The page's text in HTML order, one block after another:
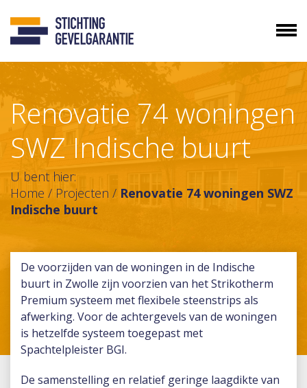
Renovatie 74 woningen
SWZ Indische buurt
U bent hier:
Home / Projecten / Renovatie 74 woningen SWZ
Indische buurt
De voorzijden van de woningen in de Indische
buurt in Zwolle zijn voorzien van het Strikotherm
Premium systeem met flexibele steenstrips als
afwerking. Voor de achtergevels van de woningen
is hetzelfde systeem toegepast met
Spachtelpleister BGI.
De samenstelling en relatief geringe laagdikte van